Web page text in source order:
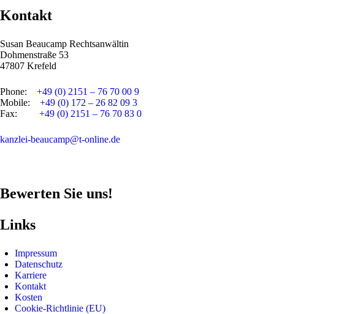
Kontakt
Susan Beaucamp Rechtsanwältin
Dohmenstraße 53
47807 Krefeld
Phone: +49 (0) 2151 – 76 70 00 9
Mobile: +49 (0) 172 – 26 82 09 3
Fax: +49 (0) 2151 – 76 70 83 0
kanzlei-beaucamp@t-online.de
Bewerten Sie uns!
Links
Impressum
Datenschutz
Karriere
Kontakt
Kosten
Cookie-Richtlinie (EU)